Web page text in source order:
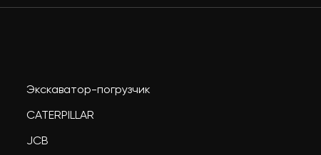
Экскаватор-погрузчик
CATERPILLAR
JCB